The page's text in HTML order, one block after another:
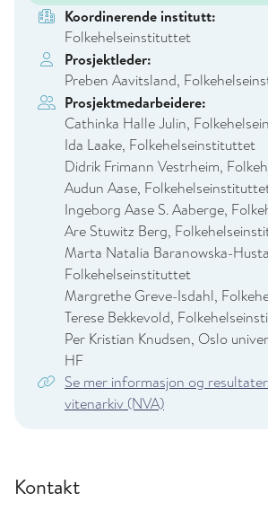
Koordinerende institutt:
Folkehelseinstituttet
Prosjektleder:
Preben Aavitsland,
Prosjektmedarbeidere:
Cathinka Halle Julin,
Ida Laake, Folkehelseinstituttet
Didrik Frimann Vestrheim,
Audun Aase,
Ingeborg Aase S. Aaberge,
Are Stuwitz Berg,
Marta Natalia Baranowska-
Folkehelseinstituttet
Margrethe Greve-Isdahl,
Terese Bekkevold,
Per Kristian Knudsen, Oslo
HF
Se mer informasjon og
vitenarkiv (NVA)
Kontakt